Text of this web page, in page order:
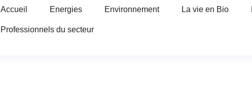
Accueil Energies Environnement La vie en Bio
Professionnels du secteur